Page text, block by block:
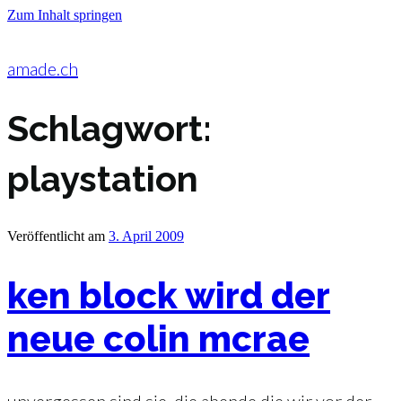
Zum Inhalt springen
amade.ch
Schlagwort:
playstation
Veröffentlicht am 3. April 2009
ken block wird der
neue colin mcrae